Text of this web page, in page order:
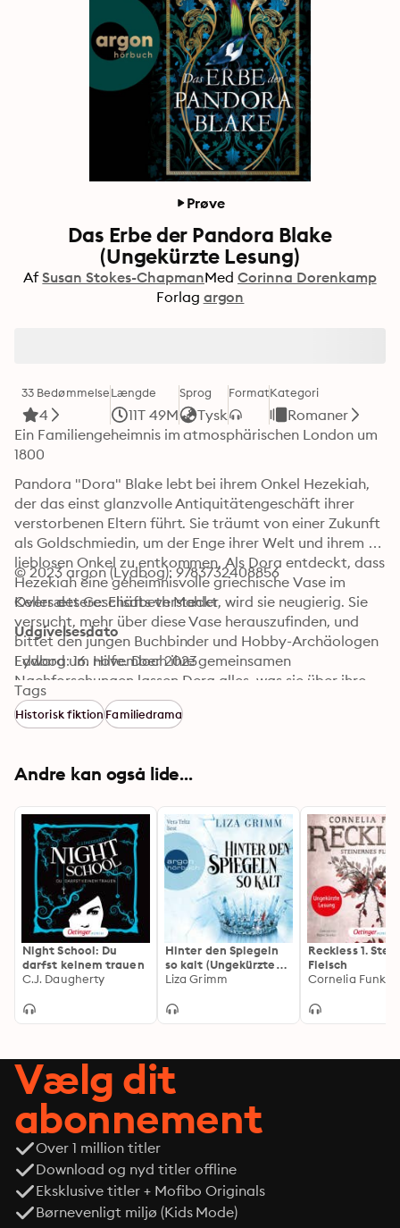
Prøve
Das Erbe der Pandora Blake
(Ungekürzte Lesung)
Af Susan Stokes-ChapmanMed Corinna Dorenkamp
Forlag argon
33 Bedømmelse
4
Længde
11T 49M
Sprog
Tysk
FormatKategori
Romaner
Ein Familiengeheimnis im atmosphärischen London um
1800
Pandora "Dora" Blake lebt bei ihrem Onkel Hezekiah,
der das einst glanzvolle Antiquitätengeschäft ihrer
verstorbenen Eltern führt. Sie träumt von einer Zukunft
als Goldschmiedin, um der Enge ihrer Welt und ihrem
lieblosen Onkel zu entkommen. Als Dora entdeckt, dass
Hezekiah eine geheimnisvolle griechische Vase im
Keller des Geschäfts versteckt, wird sie neugierig. Sie
versucht, mehr über diese Vase herauszufinden, und
bittet den jungen Buchbinder und Hobby-Archäologen
Edward um Hilfe. Doch ihre gemeinsamen
Nachforschungen lassen Dora alles, was sie über ihre
Familie weiß, hinterfragen. Und die Geheimnisse, die
Dora und Edward enthüllen, bringen die beiden
© 2023 argon (Lydbog): 9783732408856
Oversættere: Elisabeth Mahler
Udgivelsesdato
Lydbog: 16. november 2023
Tags
Historisk fiktionFamiliedrama
Andre kan også lide...
Night School: Du
darfst keinem trauen
C.J. Daugherty
Hinter den Spiegeln
so kalt (Ungekürzte
Lesung)
Liza Grimm
Reckless 1.
Fleisch
Vælg dit
abonnement
Over 1 million titler
Download og nyd titler offline
Eksklusive titler + Mofibo Originals
Børnevenligt miljø (Kids Mode)